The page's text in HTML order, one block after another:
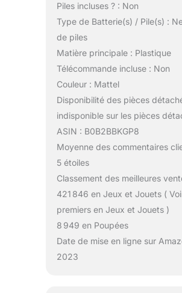
Piles incluses ? : Non
Type de Batterie(s) / Pile(s) :
de piles
Matière principale : Plastique
Télécommande incluse : Non
Couleur : Mattel
Disponibilité des pièces
indisponible sur les pièces
ASIN : B0B2BBKGP8
Moyenne des commentaires
5 étoiles
Classement des meilleures
421 846 en Jeux et Jouets (
premiers en Jeux et Jouets )
8 949 en Poupées
Date de mise en ligne sur
2023